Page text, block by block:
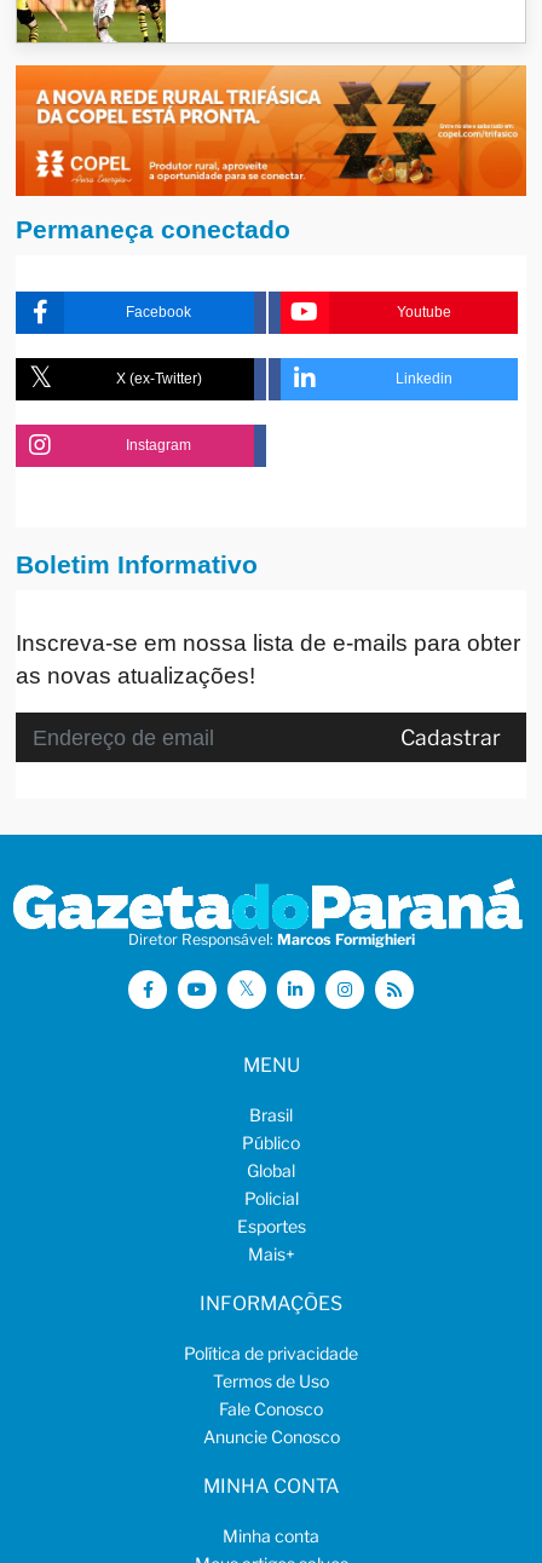
Permaneça conectado
Facebook Youtube
X (ex-Twitter) Linkedin
Instagram
Boletim Informativo
Inscreva-se em nossa lista de e-mails para obter
as novas atualizações!
Cadastrar
Diretor Responsável: Marcos Formighieri
MENU
Brasil
Público
Global
Policial
Esportes
Mais+
INFORMAÇÕES
Política de privacidade
Termos de Uso
Fale Conosco
Anuncie Conosco
MINHA CONTA
Minha conta